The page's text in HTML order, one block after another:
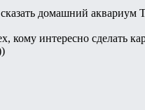
домашний аквариум
кому интересно сделать